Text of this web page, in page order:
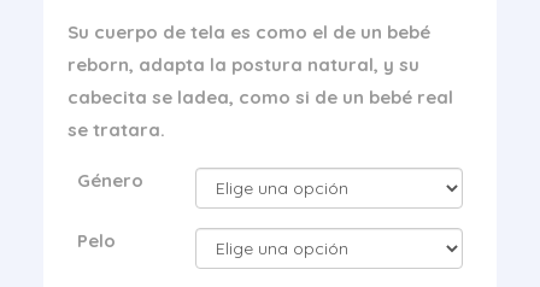
Su cuerpo de tela es como el de un bebé
reborn, adapta la postura natural, y su
cabecita se ladea, como si de un bebé real
se tratara.
Género
Pelo